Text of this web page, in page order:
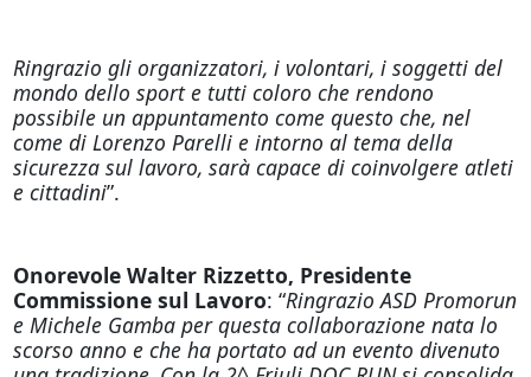
Ringrazio gli organizzatori, i volontari, i soggetti del
mondo dello sport e tutti coloro che rendono
possibile un appuntamento come questo che, nel
come di Lorenzo Parelli e intorno al tema della
sicurezza sul lavoro, sarà capace di coinvolgere atleti
e cittadini”.
Onorevole Walter Rizzetto, Presidente
Commissione sul Lavoro: “Ringrazio ASD Promorun
e Michele Gamba per questa collaborazione nata lo
scorso anno e che ha portato ad un evento divenuto